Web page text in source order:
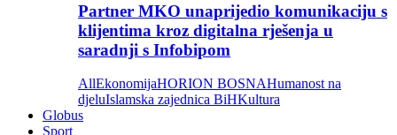
Partner MKO unaprijedio komunikaciju s
klijentima kroz digitalna rješenja u
saradnji s Infobipom
AllEkonomijaHORION BOSNAHumanost na
djeluIslamska zajednica BiHKultura
Globus
Sport